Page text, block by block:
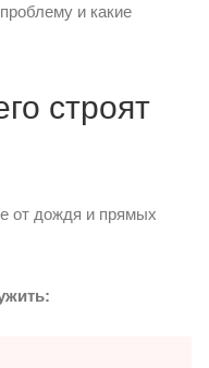
и какие
строят
от дождя и прямых